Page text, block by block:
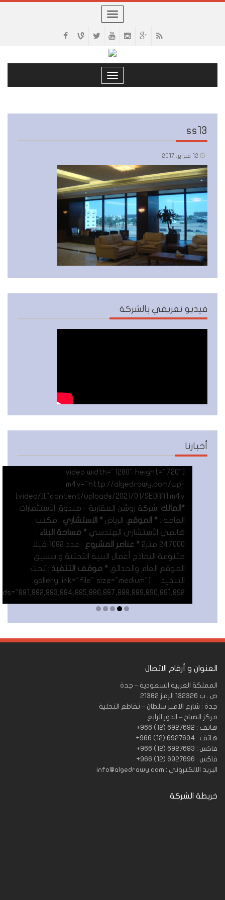
Toggle
Toggle
navigation
ss13
12 فبراير، 2017
فيديو تعريفي بالشركة
أخبارنا
[video width="1280" height="720"
m4v="http://algedrawy.com/wp-
content/uploads/2021/01/SEDRA1.m4v"][/video]
*المالك:شركة روشن العقارية - صندوق الأستثمارات
العامة .* الموقع: الرياض * الاستشاري: مكتب
هانمي الأستشاري الهندسي* مساحة البناء:
247000 متر٢
* عناصر المشروع
: عدد 1082 فيلا
متنوعة النماذج أعمال البنية التحتية و تنسيق
الموقع العام والحدائق * موقف التنفيذ: تحت
التنفيذ [gallery link="file" size="medium"
ids="881,882,883,884,885,886,887,888,889,890,891,892"]
العنوان و أرقام الاتصال
المملكة العربية السعودية – جدة
ص . ب 132326 الرمز 21382
جدة : شارع الامير سلطان – تقاطع التحلية
مركز الصباح – الدور الرابع
هاتف : 6927692 (12) 966+
هاتف : 6927694 (12) 966+
فاكس : 6927693 (12) 966+
فاكس : 6927696 (12) 966+
البريد الالكتروني : info@algedrawy.com
خريطة الشركة